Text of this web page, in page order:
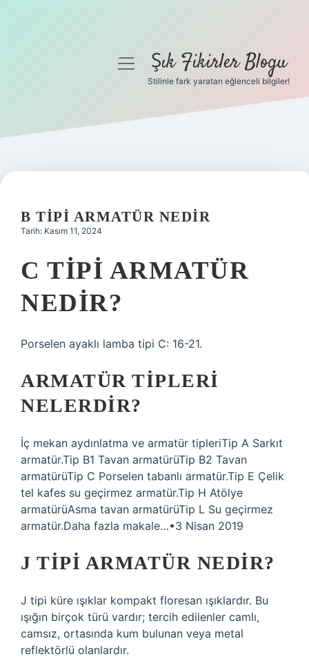
Gizlilik Politikası
Yasal Uyarı
menüyüŞık Fikirler Blogu
Stilinle fark yaratan eğlenceli bilgiler!
B TIPI ARMATÜR NEDIR
Tarih: Kasım 11, 2024
C TIPI ARMATÜR
NEDIR?
Porselen ayaklı lamba tipi C: 16-21.
ARMATÜR TIPLERI
NELERDIR?
İç mekan aydınlatma ve armatür tipleriTip A Sarkıt
armatür.Tip B1 Tavan armatürüTip B2 Tavan
armatürüTip C Porselen tabanlı armatür.Tip E Çelik
tel kafes su geçirmez armatür.Tip H Atölye
armatürüAsma tavan armatürüTip L Su geçirmez
armatür.Daha fazla makale…•3 Nisan 2019
J TIPI ARMATÜR NEDIR?
J tipi küre ışıklar kompakt floresan ışıklardır. Bu
ışığın birçok türü vardır; tercih edilenler camlı,
camsız, ortasında kum bulunan veya metal
reflektörlü olanlardır.